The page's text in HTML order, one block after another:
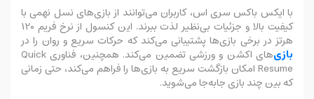
با ایکس باکس سری اس، کاربران می‌توانند از بازی‌های نسل نهمی با
کیفیت بالا و جزئیات بی‌نظیر لذت ببرند. این کنسول از نرخ فریم 120
هرتز در برخی بازی‌ها پشتیبانی می‌کند که حرکات سریع و روان را در
بازی‌
های اکشن و ورزشی تضمین می‌کند. همچنین، فناوری Quick
Resume امکان بازگشت سریع به بازی‌ها را فراهم می‌کند، حتی زمانی
که بین چند بازی جابه‌جا می‌شوید.